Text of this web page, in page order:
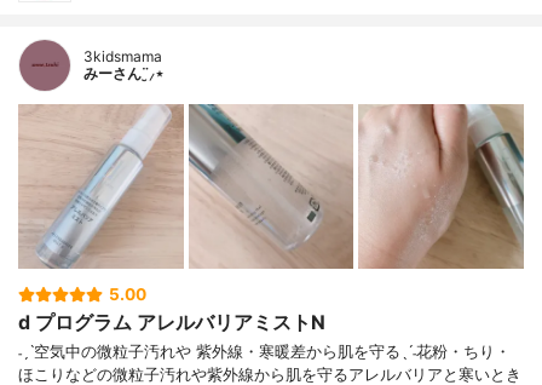
3kidsmama
みーさん¨̮⸝⋆
5.00
d プログラム アレルバリアミストN
˗ˏˋ空気中の微粒子汚れや 紫外線・寒暖差から肌を守るˎˊ˗花粉・ちり・
ほこりなどの微粒子汚れや紫外線から肌を守るアレルバリアと寒いとき